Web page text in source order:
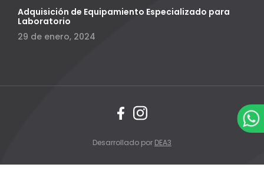
Adquisición de Equipamiento Especializado para
Laboratorio
29 de enero, 2024
Desarrollado por DEA3